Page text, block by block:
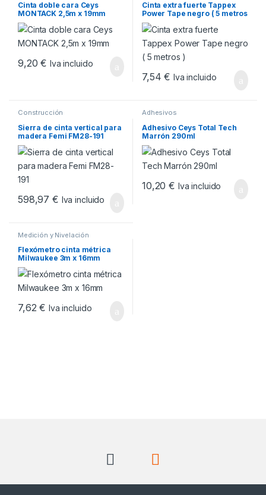
Cinta doble cara Ceys
MONTACK 2,5m x 19mm
9,20€ Iva incluido
Cinta extra fuerte Tappex
Power Tape negro ( 5 metros
)
7,54€ Iva incluido
Construcción
Sierra de cinta vertical para
madera Femi FM28-191
598,97€ Iva incluido
Adhesivos
Adhesivo Ceys Total Tech
Marrón 290ml
10,20€ Iva incluido
Medición y Nivelación
Flexómetro cinta métrica
Milwaukee 3m x 16mm
7,62€ Iva incluido